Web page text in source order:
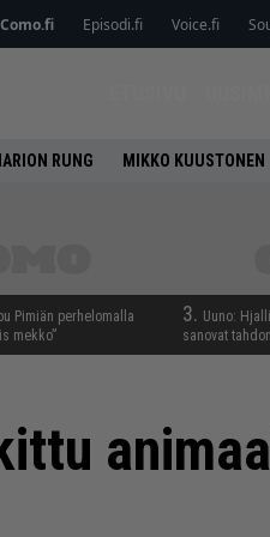
Como.fi Episodi.fi Voice.fi
RUNG MIKKO KUUSTONEN
Pimiän perhelomalla
mekko”
3. Uuno:
sanovat tahdon